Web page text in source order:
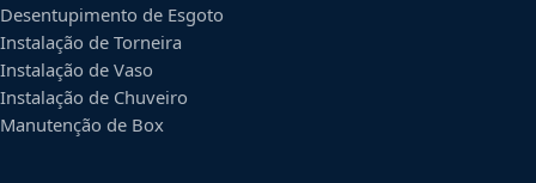
Desentupimento de Esgoto
Instalação de Torneira
Instalação de Vaso
Instalação de Chuveiro
Manutenção de Box